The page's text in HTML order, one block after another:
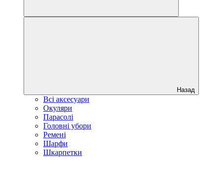
Назад
Всі аксесуари
Окуляри
Парасолі
Головні убори
Ремені
Шарфи
Шкарпетки